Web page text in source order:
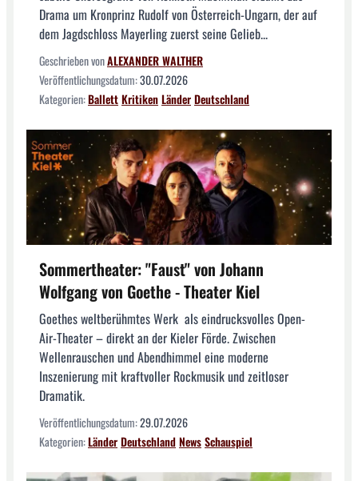
Drama um Kronprinz Rudolf von Österreich-Ungarn, der auf
dem Jagdschloss Mayerling zuerst seine Gelieb...
Geschrieben vonALEXANDER WALTHER
Veröffentlichungsdatum:30.07.2026
Kategorien:BallettKritikenLänderDeutschland
Sommertheater: "Faust" von Johann
Wolfgang von Goethe - Theater Kiel
Goethes weltberühmtes Werk als eindrucksvolles Open-
Air-Theater – direkt an der Kieler Förde. Zwischen
Wellenrauschen und Abendhimmel eine moderne
Inszenierung mit kraftvoller Rockmusik und zeitloser
Dramatik.
Veröffentlichungsdatum:29.07.2026
Kategorien:LänderDeutschlandNewsSchauspiel